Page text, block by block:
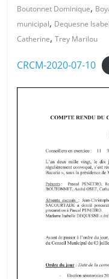
Boutonnet Dominique,
municipal, Dequesne
Catherine,Trey Marilou
CRCM-2020-07-10